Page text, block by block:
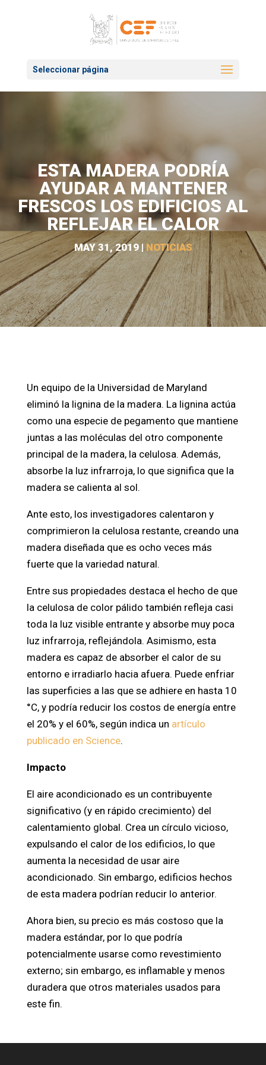
Seleccionar página
ESTA MADERA PODRÍA
AYUDAR A MANTENER
FRESCOS LOS EDIFICIOS AL
REFLEJAR EL CALOR
MAY 31, 2019|NOTICIAS
Un equipo de la Universidad de Maryland
eliminó la lignina de la madera. La lignina actúa
como una especie de pegamento que mantiene
juntas a las moléculas del otro componente
principal de la madera, la celulosa. Además,
absorbe la luz infrarroja, lo que significa que la
madera se calienta al sol.
Ante esto, los investigadores calentaron y
comprimieron la celulosa restante, creando una
madera diseñada que es ocho veces más
fuerte que la variedad natural.
Entre sus propiedades destaca el hecho de que
la celulosa de color pálido también refleja casi
toda la luz visible entrante y absorbe muy poca
luz infrarroja, reflejándola. Asimismo, esta
madera es capaz de absorber el calor de su
entorno e irradiarlo hacia afuera. Puede enfriar
las superficies a las que se adhiere en hasta 10
°C, y podría reducir los costos de energía entre
el 20% y el 60%, según indica un artículo
publicado en Science.
Impacto
El aire acondicionado es un contribuyente
significativo (y en rápido crecimiento) del
calentamiento global. Crea un círculo vicioso,
expulsando el calor de los edificios, lo que
aumenta la necesidad de usar aire
acondicionado. Sin embargo, edificios hechos
de esta madera podrían reducir lo anterior.
Ahora bien, su precio es más costoso que la
madera estándar, por lo que podría
potencialmente usarse como revestimiento
externo; sin embargo, es inflamable y menos
duradera que otros materiales usados para
este fin.